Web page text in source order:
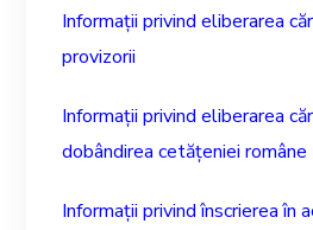
Informații privind eliberarea
provizorii
Informații privind eliberarea
dobândirea cetățeniei române
Informații privind înscrierea în